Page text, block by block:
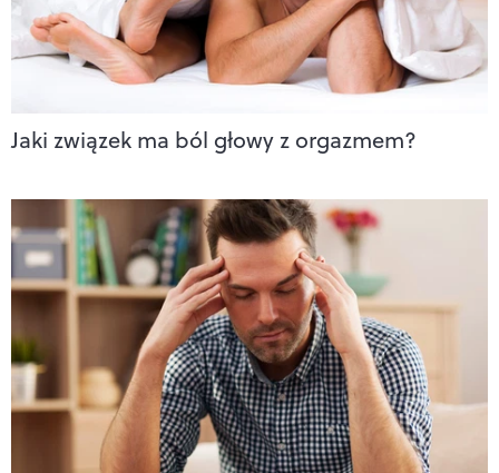
Jaki związek ma ból głowy z orgazmem?